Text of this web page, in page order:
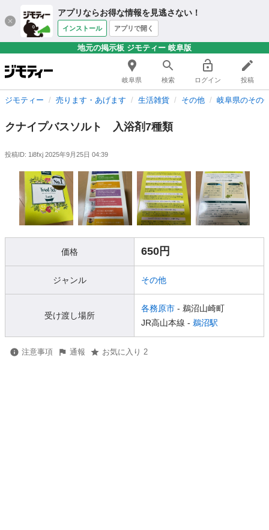
アプリならお得な情報を見逃さない！
インストール アプリで開く
地元の掲示板 ジモティー 岐阜版
岐阜県 検索 ログイン 投稿
ジモティー 売ります・あげます 生活雑貨 その他 岐阜県のその
クナイプバスソルト 入浴剤7種類
投稿ID: 1i8fxj 2025年9月25日 04:39
価格 650円
ジャンル その他
受け渡し場所
各務原市 - 鵜沼山崎町
JR高山本線 - 鵜沼駅
注意事項 通報 お気に入り 2